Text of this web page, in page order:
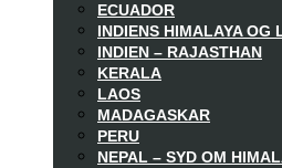
ECUADOR
INDIENS HIMALAYA OG
INDIEN – RAJASTHAN
KERALA
LAOS
MADAGASKAR
PERU
NEPAL – SYD OM